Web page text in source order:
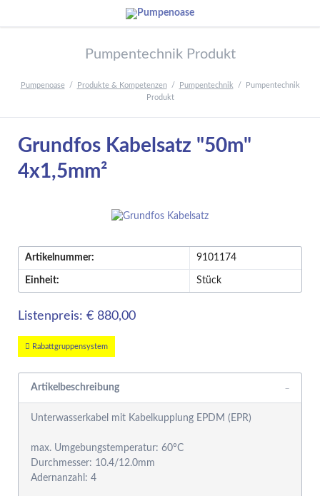
Pumpentechnik Produkt
Pumpenoase Produkte & Kompetenzen Pumpentechnik
Pumpentechnik
Produkt
Grundfos Kabelsatz "50m"
4x1,5mm²
Artikelnummer: 9101174
Einheit: Stück
Listenpreis: € 880,00
Rabattgruppensystem
Artikelbeschreibung
Unterwasserkabel mit Kabelkupplung EPDM (EPR)
max. Umgebungstemperatur: 60°C
Durchmesser: 10.4/12.0mm